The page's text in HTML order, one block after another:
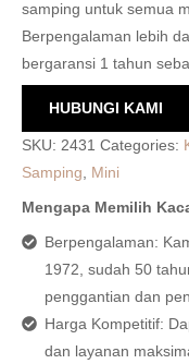
samping untuk semua
Berpengalaman lebih
bergaransi 1 tahun
HUBUNGI KAMI
SKU: 2431 Categories:
Samping, Mini
Mengapa Memilih
Berpengalaman:
1972, sudah 50
penggantian dan
Harga Kompetitif:
dan layanan